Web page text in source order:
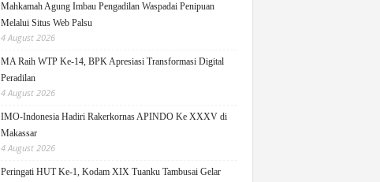
Mahkamah Agung Imbau Pengadilan Waspadai Penipuan
Melalui Situs Web Palsu
4 August 2026
MA Raih WTP Ke-14, BPK Apresiasi Transformasi Digital
Peradilan
4 August 2026
IMO-Indonesia Hadiri Rakerkornas APINDO Ke XXXV di
Makassar
4 August 2026
Peringati HUT Ke-1, Kodam XIX Tuanku Tambusai Gelar